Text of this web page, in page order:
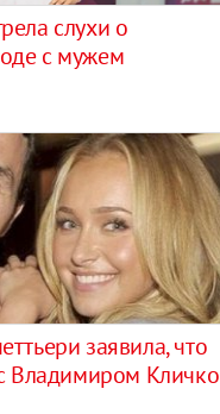
слухи о
с мужем
заявила, что
Владимиром Кличко